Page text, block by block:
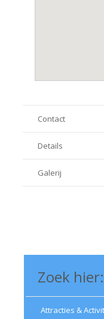
Contact
Details
Galerij
Zoek hier:
Attracties &